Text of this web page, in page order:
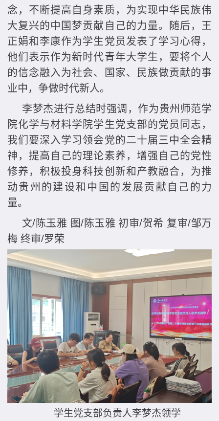
念，不断提高自身素质，为实现中华民族伟
大复兴的中国梦贡献自己的力量。随后，王
正娟和李康作为学生党员发表了学习心得，
他们表示作为新时代青年大学生，要将个人
的信念融入为社会、国家、民族做贡献的事
业中，争做时代新人。
李梦杰进行总结时强调，作为贵州师范学
院化学与材料学院学生党支部的党员同志，
我们要深入学习领会党的二十届三中全会精
神，提高自己的理论素养，增强自己的党性
修养，积极投身科技创新和产教融合，为推
动贵州的建设和中国的发展贡献自己的力
量。
文/陈玉雅 图/陈玉雅 初审/贺希 复审/邹万
梅 终审/罗荣
学生党支部负责人李梦杰领学